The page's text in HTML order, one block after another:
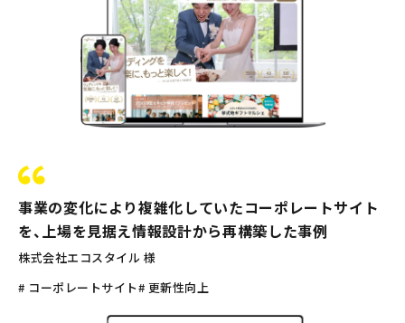
事業の変化により複雑化していたコーポレートサイト
を、上場を見据え情報設計から再構築した事例
株式会社エコスタイル 様
# コーポレートサイト# 更新性向上